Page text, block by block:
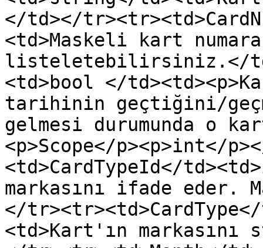
</td></
<td>Maskeli kart
listeletebilirsiniz.</
<td>bool </
tarihinin geçtiğini/
gelmesi durumunda o
<p>Scope</p><p>int</
<td>CardTypeId</
markasını ifade eder.
</
<td>Kart'ın